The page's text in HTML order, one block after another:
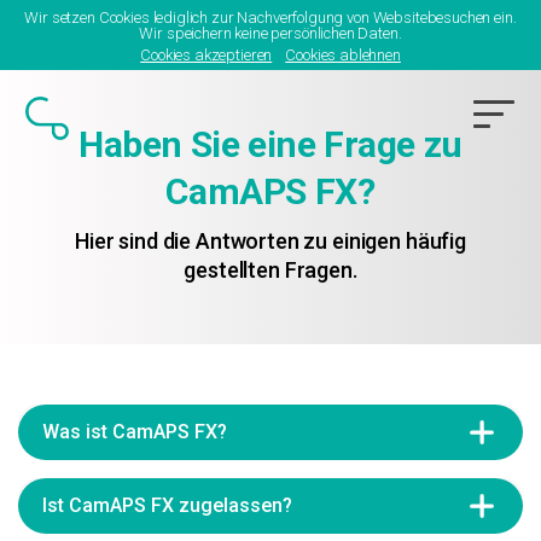
Wir setzen Cookies lediglich zur Nachverfolgung von Websitebesuchen ein.
Wir speichern keine persönlichen Daten.
Cookies akzeptieren
Cookies ablehnen
Haben Sie eine Frage zu
CamAPS FX?
Hier sind die Antworten zu einigen häufig
gestellten Fragen.
Was ist CamAPS FX?
CamAPS FX ist eine über einen Zeitraum von mehr
als 10 Jahren entwickelte, benutzerfreundliche
Applikation zur automatischen Insulindosierung
Ist CamAPS FX zugelassen?